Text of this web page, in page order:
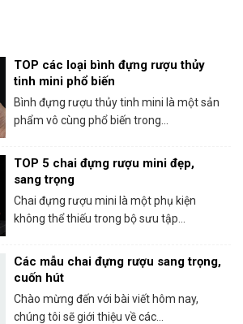
TOP các loại bình đựng rượu thủy
tinh mini phổ biến
Bình đựng rượu thủy tinh mini là một sản
phẩm vô cùng phổ biến trong...
TOP 5 chai đựng rượu mini đẹp,
sang trọng
Chai đựng rượu mini là một phụ kiện
không thể thiếu trong bộ sưu tập...
Các mẫu chai đựng rượu sang trọng,
cuốn hút
Chào mừng đến với bài viết hôm nay,
chúng tôi sẽ giới thiệu về các...